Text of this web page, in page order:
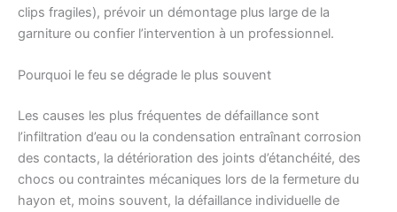
clips fragiles), prévoir un démontage plus large de la
garniture ou confier l’intervention à un professionnel.
Pourquoi le feu se dégrade le plus souvent
Les causes les plus fréquentes de défaillance sont
l’infiltration d’eau ou la condensation entraînant corrosion
des contacts, la détérioration des joints d’étanchéité, des
chocs ou contraintes mécaniques lors de la fermeture du
hayon et, moins souvent, la défaillance individuelle de